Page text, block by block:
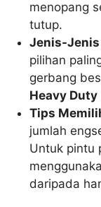
menopang
tutup.
Jenis-Jenis
pilihan
gerbang
Heavy Duty
Tips
jumlah
Untuk pintu
daripada